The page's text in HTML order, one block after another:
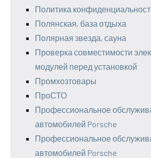
Политика
Полянская, база отдыха
Полярная звезда, сауна
Проверка совместимости
модулей перед установкой
Промхозтовары
ПроСТО
Профессиональное
автомобилей Porsche
Профессиональное
автомобилей Porsche